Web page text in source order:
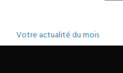
Votre actualité du mois